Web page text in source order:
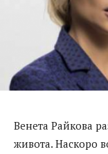
Венета Райкова
живота. Наскоро